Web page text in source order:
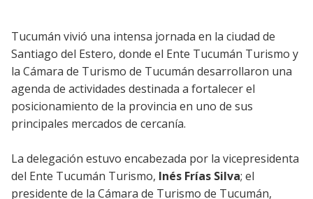
Tucumán vivió una intensa jornada en la ciudad de
Santiago del Estero, donde el Ente Tucumán Turismo y
la Cámara de Turismo de Tucumán desarrollaron una
agenda de actividades destinada a fortalecer el
posicionamiento de la provincia en uno de sus
principales mercados de cercanía.
La delegación estuvo encabezada por la vicepresidenta
del Ente Tucumán Turismo, Inés Frías Silva; el
presidente de la Cámara de Turismo de Tucumán,